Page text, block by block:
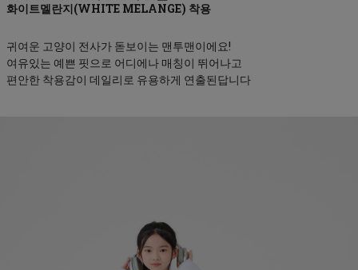
화이트멜란지(WHITE MELANGE)
귀여운 고양이 전사가 돋보이는 맨투맨이에요!
여유있는 예쁜 핏으로 어디에나 매칭이 뛰어나고
편안한 착용감이 데일리로 유용하게 연출된답니다